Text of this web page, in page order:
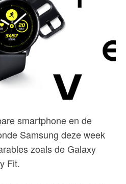
smartphone en de
Samsung deze week
zoals de Galaxy
Fit.